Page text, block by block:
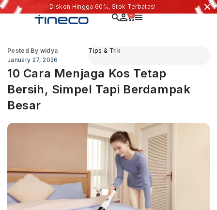
Diskon Hingga 60%, Stok Terbatas!
0
Posted By widya
January 27, 2026
Tips & Trik
10 Cara Menjaga Kos Tetap
Bersih, Simpel Tapi Berdampak
Besar